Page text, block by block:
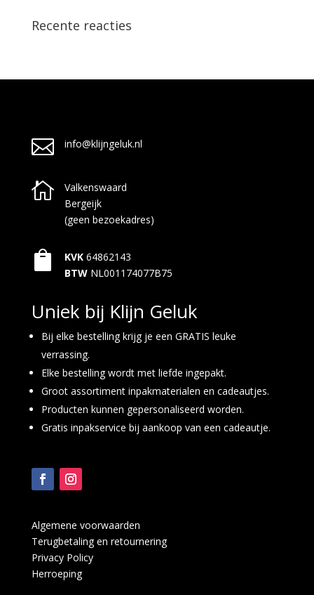
Recente reacties
 info@klijngeluk.nl

Valkenswaard
Bergeijk
(geen bezoekadres)
 KVK 64862143
BTW NL001174077B75
Uniek bij Klijn Geluk
Bij elke bestelling krijg je een GRATIS leuke
verrassing.
Elke bestelling wordt met liefde ingepakt.
Groot assortiment inpakmaterialen en cadeautjes.
Producten kunnen gepersonaliseerd worden.
Gratis inpakservice bij aankoop van een cadeautje.
Algemene voorwaarden
Terugbetaling en retournering
Privacy Policy
Herroeping